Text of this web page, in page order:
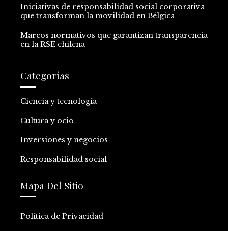
Iniciativas de responsabilidad social corporativa
que transforman la movilidad en Bélgica
Marcos normativos que garantizan transparencia
en la RSE chilena
Categorías
Ciencia y tecnología
Cultura y ocio
Inversiones y negocios
Responsabilidad social
Mapa Del Sitio
Política de Privacidad